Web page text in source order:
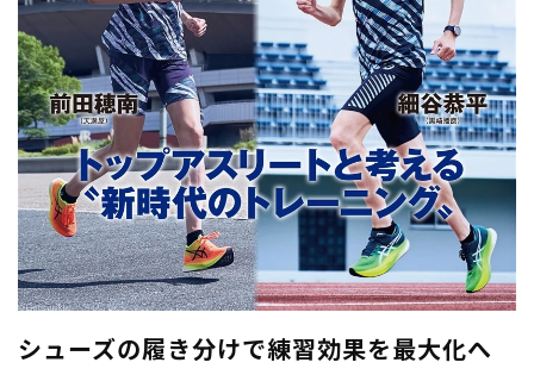
シューズの履き分けで練習効果を最大化へ